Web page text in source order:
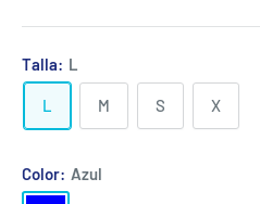
Talla: L
L M S X
Color: Azul